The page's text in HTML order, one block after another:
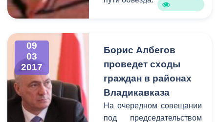
жилищные проблемы,
начинающих
предпринимателей, а
также благоустройство
09
03
2017
Борис Албегов
проведет сходы
граждан в районах
Владикавказа
На очередном совещании
под председательством